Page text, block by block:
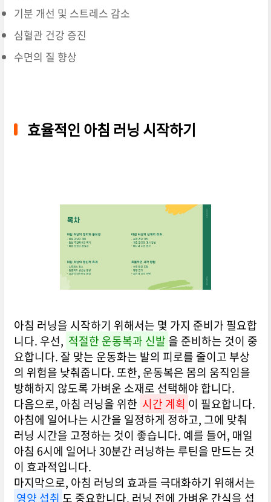
기분 개선 및 스트레스 감소
심혈관 건강 증진
수면의 질 향상
효율적인 아침 러닝 시작하기
아침 러닝을 시작하기 위해서는 몇 가지 준비가 필요합
니다. 우선, 적절한 운동복과 신발 을 준비하는 것이 중
요합니다. 잘 맞는 운동화는 발의 피로를 줄이고 부상
의 위험을 낮춰줍니다. 또한, 운동복은 몸의 움직임을
방해하지 않도록 가벼운 소재로 선택해야 합니다.
다음으로, 아침 러닝을 위한 시간 계획 이 필요합니다.
아침에 일어나는 시간을 일정하게 정하고, 그에 맞춰
러닝 시간을 고정하는 것이 좋습니다. 예를 들어, 매일
아침 6시에 일어나 30분간 러닝하는 루틴을 만드는 것
이 효과적입니다.
마지막으로, 아침 러닝의 효과를 극대화하기 위해서는
영양 섭취 도 중요합니다. 러닝 전에 가벼운 간식을 섭